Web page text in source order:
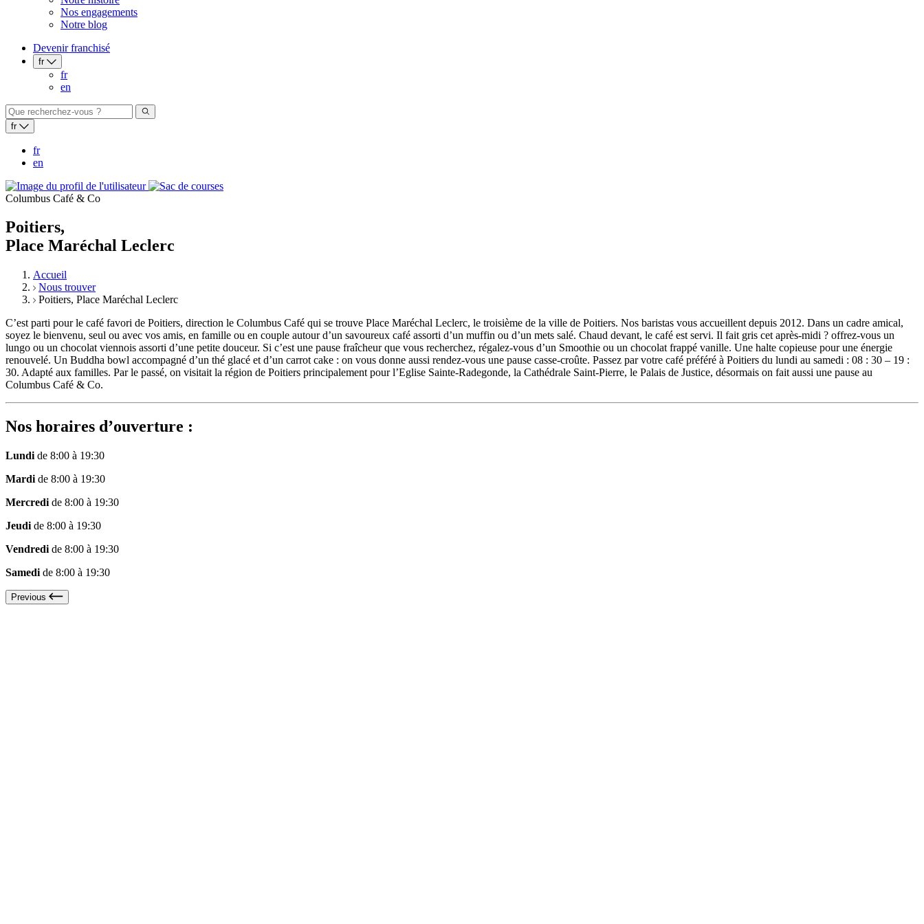
Nos engagements
Notre blog
Devenir franchisé
fr
fr
en
fr
fr
en
Columbus Café & Co
Poitiers,
Place Maréchal Leclerc
Accueil
Nous trouver
Poitiers, Place Maréchal Leclerc
C’est parti pour le café favori de Poitiers, direction le Columbus Café qui se trouve Place Maréchal Leclerc, le troisième de la ville de Poitiers. Nos baristas vous accueillent depuis 2012. Dans un cadre amical,
soyez le bienvenu, seul ou avec vos amis, en famille ou en couple autour d’un savoureux café assorti d’un muffin ou d’un mets salé. Chaud devant, le café est servi. Il fait gris cet après-midi ? offrez-vous un
lungo ou un chocolat viennois assorti d’une petite douceur. Si c’est une pause fraîcheur que vous recherchez, régalez-vous d’un Smoothie ou un chocolat frappé vanille. Une halte copieuse pour une énergie
renouvelé. Un Buddha bowl accompagné d’un thé glacé et d’un carrot cake : on vous donne aussi rendez-vous une pause casse-croûte. Passez par votre café préféré à Poitiers du lundi au samedi : 08 : 30 – 19 :
30. Adapté aux familles. Par le passé, on visitait la région de Poitiers principalement pour l’Eglise Sainte-Radegonde, la Cathédrale Saint-Pierre, le Palais de Justice, désormais on fait aussi une pause au
Columbus Café & Co.
Nos horaires d’ouverture :
Lundi de 8:00 à 19:30
Mardi de 8:00 à 19:30
Mercredi de 8:00 à 19:30
Jeudi de 8:00 à 19:30
Vendredi de 8:00 à 19:30
Samedi de 8:00 à 19:30
Previous